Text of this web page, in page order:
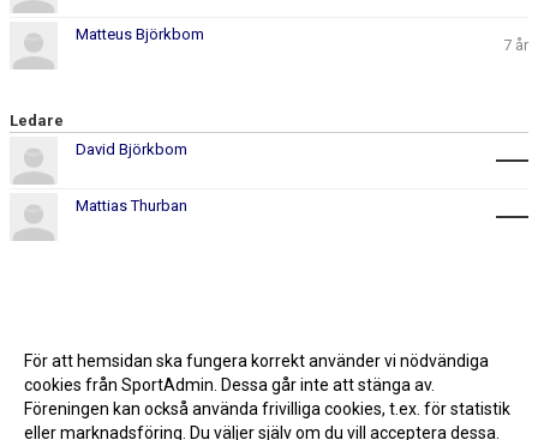
Matteus Björkbom
7 år
Ledare
David Björkbom
Mattias Thurban
För att hemsidan ska fungera korrekt använder vi nödvändiga
cookies från SportAdmin. Dessa går inte att stänga av.
Föreningen kan också använda frivilliga cookies, t.ex. för statistik
eller marknadsföring. Du väljer själv om du vill acceptera dessa.